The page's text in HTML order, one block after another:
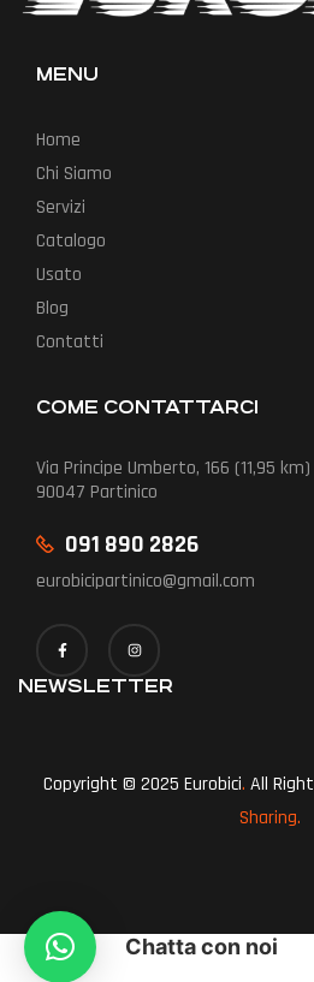
MENU
Home
Chi Siamo
Servizi
Catalogo
Usato
Blog
Contatti
COME CONTATTARCI
Via Principe Umberto, 166 (11,95 km)
90047 Partinico
091 890 2826
eurobicipartinico@gmail.com
NEWSLETTER
Copyright © 2025 Eurobici. All
Sharing.
Chatta con noi